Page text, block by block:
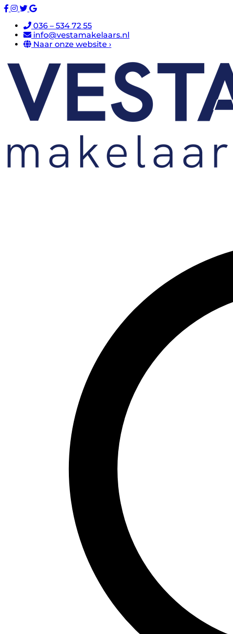
036 – 534 72 55
info@vestamakelaars.nl
Naar onze website ›